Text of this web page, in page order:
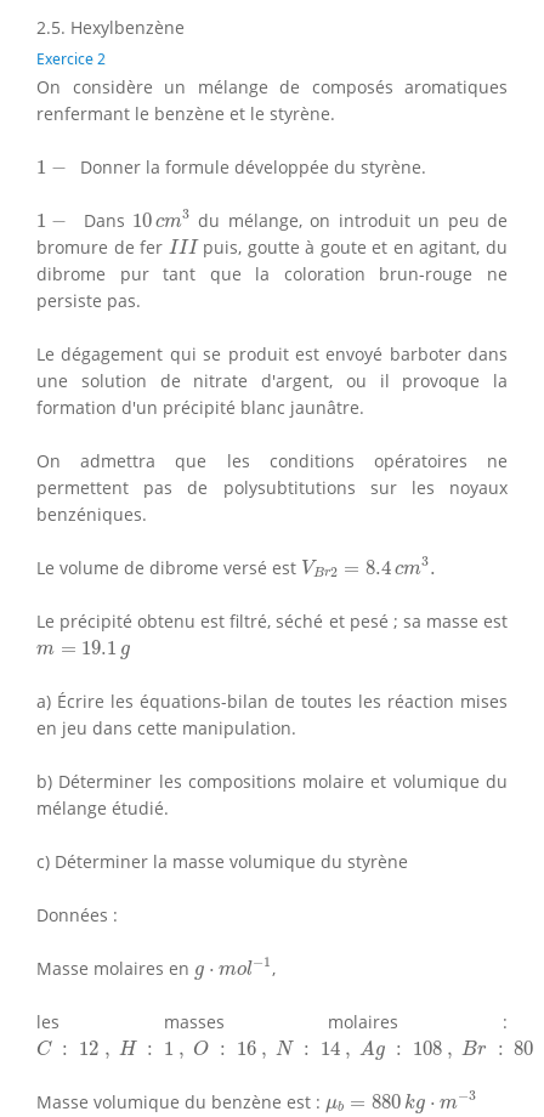
2.5. Hexylbenzène
Exercice 2
On considère un mélange de composés aromatiques
renfermant le benzène et le styrène.
1 −
1 Donner la formule développée du styrène.
1 −
1 Dans 10cm3
10 m3 du mélange, on introduit un peu de
bromure de fer III
III puis, goutte à goute et en agitant, du
dibrome pur tant que la coloration brun-rouge ne
persiste pas.
Le dégagement qui se produit est envoyé barboter dans
une solution de nitrate d'argent, ou il provoque la
formation d'un précipité blanc jaunâtre.
On admettra que les conditions opératoires ne
permettent pas de polysubtitutions sur les noyaux
benzéniques.
Le volume de dibrome versé est VBr2 = 8.4cm3.
VB 8.4 3
Le précipité obtenu est filtré, séché et pesé ; sa masse est
m = 19.1 g
m = 19.1g
a) Écrire les équations-bilan de toutes les réaction mises
en jeu dans cette manipulation.
b) Déterminer les compositions molaire et volumique du
mélange étudié.
c) Déterminer la masse volumique du styrène
Données :
Masse molaires en g ⋅ mol−1
−1 ,
les masses molaires :
C : 12 , H : 1 , O : 16 , N : 14 , Ag : 108 , Br : 80
C 12, :1 O 16 N : 14 A g 108 Br : 80
Masse volumique du benzène est : μb = 880 kg ⋅ m−3
880k 3